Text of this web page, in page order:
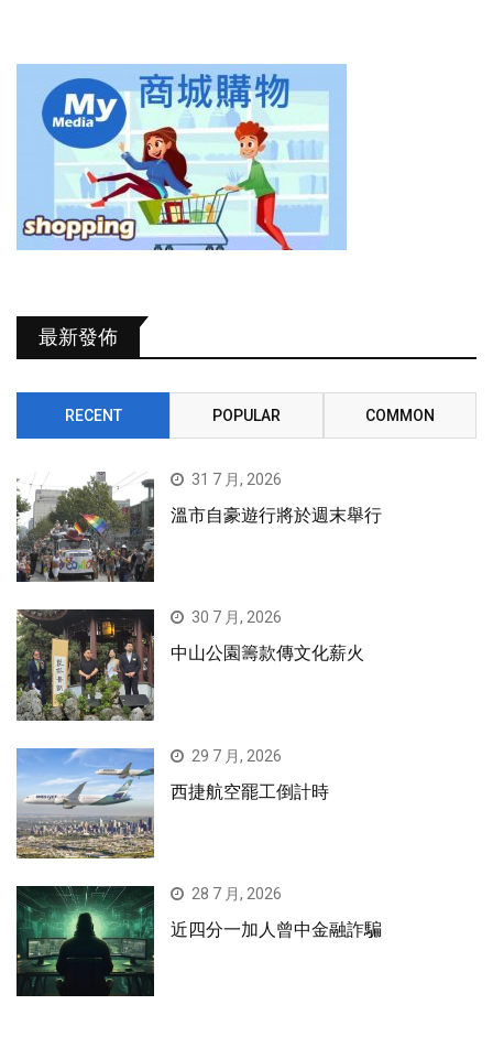
最新發佈
RECENT POPULAR COMMON
31 7 月, 2026
溫市自豪遊行將於週末舉行
30 7 月, 2026
中山公園籌款傳文化薪火
29 7 月, 2026
西捷航空罷工倒計時
28 7 月, 2026
近四分一加人曾中金融詐騙